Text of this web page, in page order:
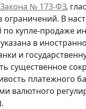
Закона № 173-ФЗ,
ограничений. В
купле-продаже
в
и
существенное
платежного
валютного